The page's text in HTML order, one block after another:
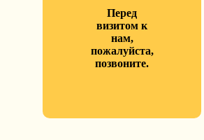
Перед
визитом к
нам,
пожалуйста,
позвоните.